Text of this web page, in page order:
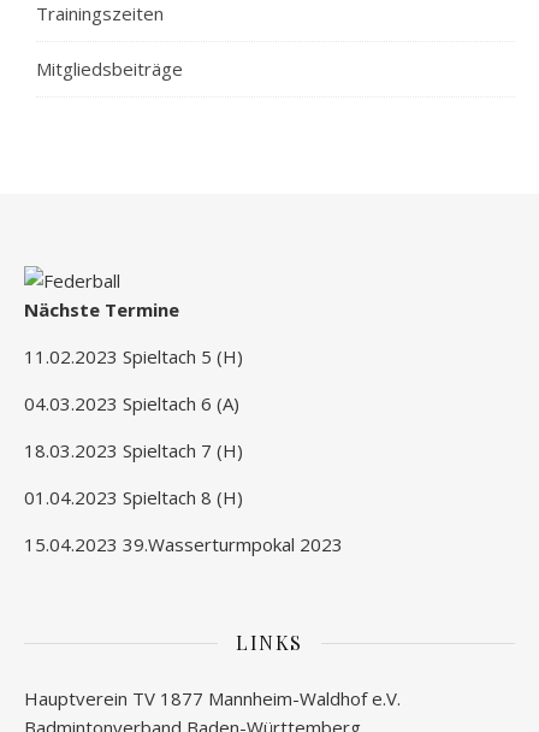
Trainingszeiten
Mitgliedsbeiträge
Nächste Termine
11.02.2023 Spieltach 5 (H)
04.03.2023 Spieltach 6 (A)
18.03.2023 Spieltach 7 (H)
01.04.2023 Spieltach 8 (H)
15.04.2023 39.Wasserturmpokal 2023
LINKS
Hauptverein TV 1877 Mannheim-Waldhof e.V.
Badmintonverband Baden-Württemberg